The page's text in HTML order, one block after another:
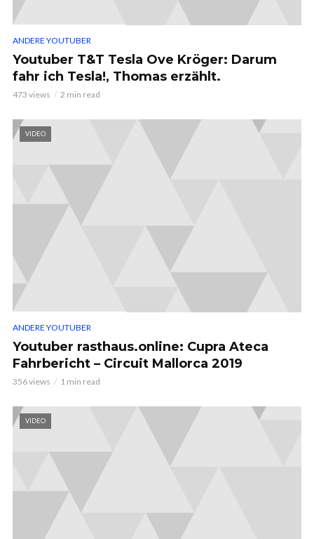
ANDERE YOUTUBER
Youtuber T&T Tesla Ove Kröger: Darum
fahr ich Tesla!, Thomas erzählt.
473 views 2 min read
VIDEO
ANDERE YOUTUBER
Youtuber rasthaus.online: Cupra Ateca
Fahrbericht – Circuit Mallorca 2019
356 views 1 min read
VIDEO